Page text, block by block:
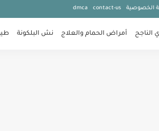
الخصوصية contact-us
dmca
الناجح أمراض الحمام والعلاج نش البلكونة